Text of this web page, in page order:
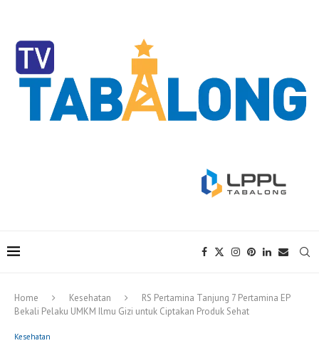
Home Kesehatan
RS Pertamina Tanjung 7 Pertamina EP
Bekali Pelaku UMKM Ilmu Gizi untuk Ciptakan Produk Sehat
Kesehatan